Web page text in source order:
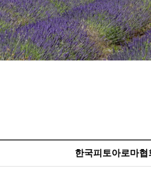
한국피토아로마